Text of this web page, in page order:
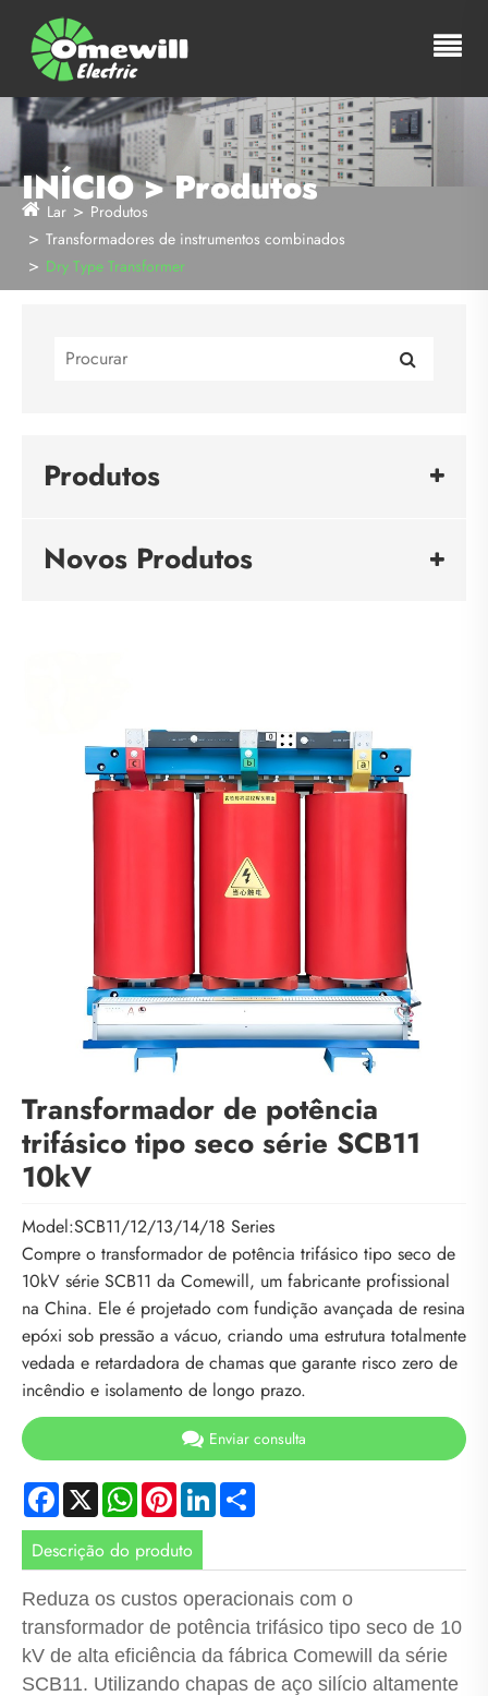
INÍCIO > Produtos
Lar
Produtos
Transformadores de instrumentos combinados
Dry Type Transformer
Produtos
Novos Produtos
Transformador de potência
trifásico tipo seco série SCB11
10kV
Model:SCB11/12/13/14/18 Series
Compre o transformador de potência trifásico tipo seco de
10kV série SCB11 da Comewill, um fabricante profissional
na China. Ele é projetado com fundição avançada de resina
epóxi sob pressão a vácuo, criando uma estrutura totalmente
vedada e retardadora de chamas que garante risco zero de
incêndio e isolamento de longo prazo.
Enviar consulta
Facebook
X WhatsApp
PinterestLinkedIn
Descrição do produto
Reduza os custos operacionais com o
transformador de potência trifásico tipo seco de 10
kV de alta eficiência da fábrica Comewill da série
SCB11. Utilizando chapas de aço silício altamente